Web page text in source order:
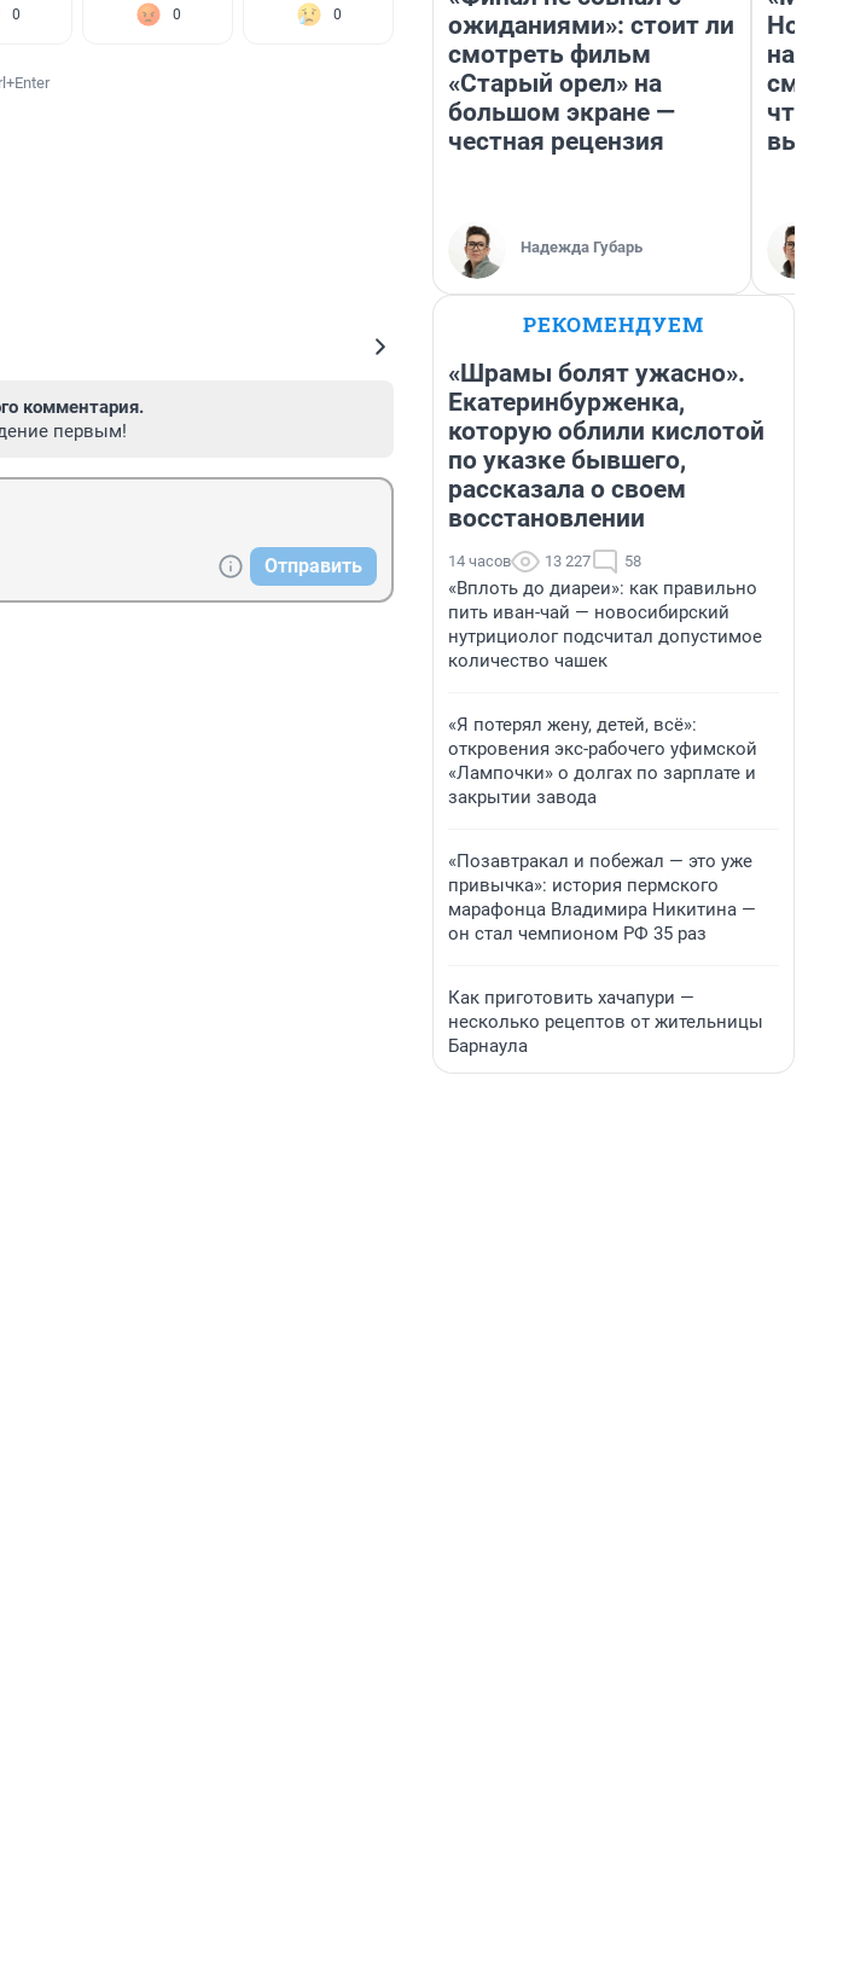
0 0 0
комментария.
первым!
Отправить
ожиданиями»: стоит ли
смотреть фильм
«Старый орел» на
большом экране —
честная рецензия
Надежда Губарь
РЕКОМЕНДУЕМ
«Шрамы болят ужасно».
Екатеринбурженка,
которую облили кислотой
по указке бывшего,
рассказала о своем
восстановлении
14 часов 13 227 58
«Вплоть до диареи»: как правильно
пить иван-чай — новосибирский
нутрициолог подсчитал допустимое
количество чашек
«Я потерял жену, детей, всё»:
откровения экс-рабочего уфимской
«Лампочки» о долгах по зарплате и
закрытии завода
«Позавтракал и побежал — это уже
привычка»: история пермского
марафонца Владимира Никитина —
он стал чемпионом РФ 35 раз
Как приготовить хачапури —
несколько рецептов от жительницы
Барнаула